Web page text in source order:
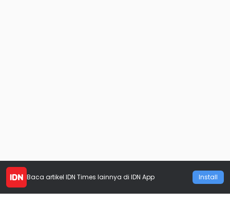
Baca artikel IDN Times lainnya di IDN App Install